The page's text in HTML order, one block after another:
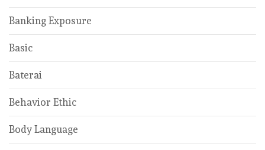
Banking Exposure
Basic
Baterai
Behavior Ethic
Body Language